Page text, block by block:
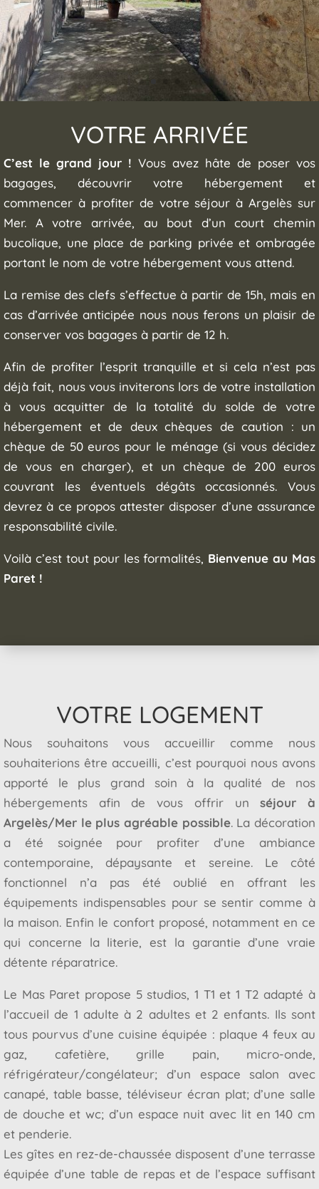
VOTRE ARRIVÉE
C’est le grand jour ! Vous avez hâte de poser vos
bagages, découvrir votre hébergement et
commencer à profiter de votre séjour à Argelès sur
Mer. A votre arrivée, au bout d’un court chemin
bucolique, une place de parking privée et ombragée
portant le nom de votre hébergement vous attend.
La remise des clefs s’effectue à partir de 15h, mais en
cas d’arrivée anticipée nous nous ferons un plaisir de
conserver vos bagages à partir de 12 h.
Afin de profiter l’esprit tranquille et si cela n’est pas
déjà fait, nous vous inviterons lors de votre installation
à vous acquitter de la totalité du solde de votre
hébergement et de deux chèques de caution : un
chèque de 50 euros pour le ménage (si vous décidez
de vous en charger), et un chèque de 200 euros
couvrant les éventuels dégâts occasionnés. Vous
devrez à ce propos attester disposer d’une assurance
responsabilité civile.
Voilà c’est tout pour les formalités, Bienvenue au Mas
Paret !
VOTRE LOGEMENT
Nous souhaitons vous accueillir comme nous
souhaiterions être accueilli, c’est pourquoi nous avons
apporté le plus grand soin à la qualité de nos
hébergements afin de vous offrir unséjour à
Argelès/Mer le plus agréable possible. La décoration
a été soignée pour profiter d’une ambiance
contemporaine, dépaysante et sereine. Le côté
fonctionnel n’a pas été oublié en offrant les
équipements indispensables pour se sentir comme à
la maison. Enfin le confort proposé, notamment en ce
qui concerne la literie, est la garantie d’une vraie
détente réparatrice.
Le Mas Paret propose 5 studios, 1 T1 et 1 T2 adapté à
l’accueil de 1 adulte à 2 adultes et 2 enfants. Ils sont
tous pourvus d’une cuisine équipée : plaque 4 feux au
gaz, cafetière, grille pain, micro-onde,
réfrigérateur/congélateur; d’un espace salon avec
canapé, table basse, téléviseur écran plat; d’une salle
de douche et wc; d’un espace nuit avec lit en 140 cm
et penderie.
Les gîtes en rez-de-chaussée disposent d’une terrasse
équipée d’une table de repas et de l’espace suffisant